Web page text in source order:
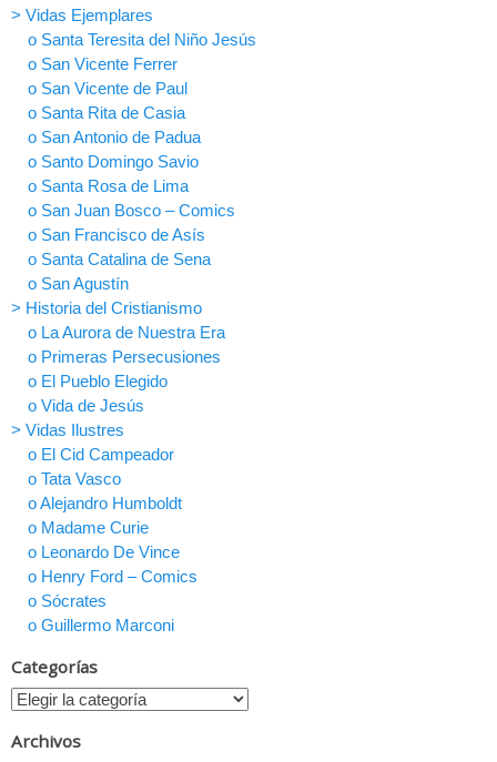
> Vidas Ejemplares
o Santa Teresita del Niño Jesús
o San Vicente Ferrer
o San Vicente de Paul
o Santa Rita de Casia
o San Antonio de Padua
o Santo Domingo Savio
o Santa Rosa de Lima
o San Juan Bosco – Comics
o San Francisco de Asís
o Santa Catalina de Sena
o San Agustín
> Historia del Cristianismo
o La Aurora de Nuestra Era
o Primeras Persecusiones
o El Pueblo Elegido
o Vida de Jesús
> Vidas Ilustres
o El Cid Campeador
o Tata Vasco
o Alejandro Humboldt
o Madame Curie
o Leonardo De Vince
o Henry Ford – Comics
o Sócrates
o Guillermo Marconi
Categorías
Archivos